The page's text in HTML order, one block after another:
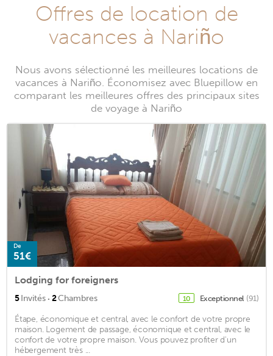
Offres de location de
vacances à Nariño
Nous avons sélectionné les meilleures locations de
vacances à Nariño. Économisez avec Bluepillow en
comparant les meilleures offres des principaux sites
de voyage à Nariño
De
51€
Lodging for foreigners
5Invités · 2Chambres 10 Exceptionnel (91)
Étape, économique et central, avec le confort de votre propre
maison. Logement de passage, économique et central, avec le
confort de votre propre maison. Vous pouvez profiter d'un
hébergement très ...